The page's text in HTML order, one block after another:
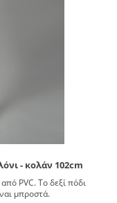
- κολάν 102cm
PVC. Το δεξί πόδι
μπροστά.